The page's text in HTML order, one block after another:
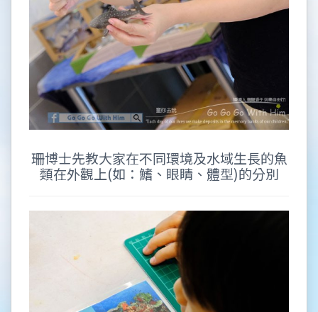
珊博士先教大家在不同環境及水域生長的魚
類在外觀上(如：鰭、眼睛、體型)的分別